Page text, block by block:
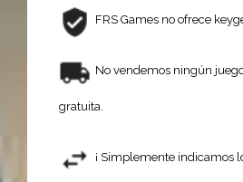
FRS Games no ofrece
No vendemos ningún
gratuita.
¡ Simplemente indicamos